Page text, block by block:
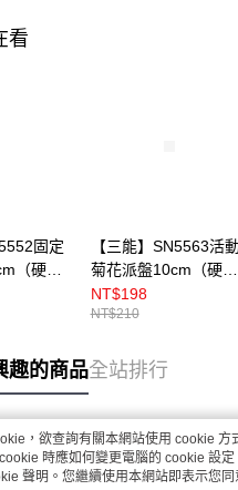
看
固定
（硬
【三能】SN5563活
菊花派盤10cm（硬
膜）
NT$198
NT$210
趣的商品全站排行
，欲查詢有關本網站使用 cookie 方
時應如何變更電腦的 cookie 設定
聲明。您繼續使用本網站即表示您